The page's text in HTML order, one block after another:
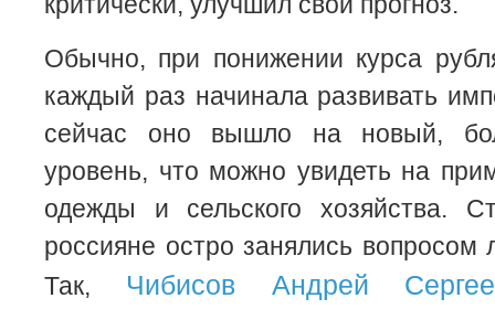
Обычно, при понижении курса
каждый раз начинала развивать
сейчас оно вышло на новый,
уровень, что можно увидеть на
одежды и сельского хозяйства.
россияне остро занялись вопросом
Так, Чибисов Андрей